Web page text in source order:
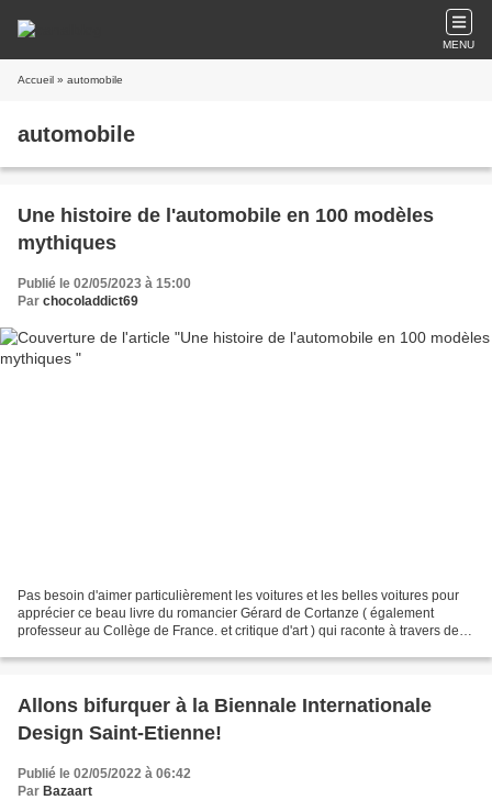
MENU
Accueil » automobile
automobile
Une histoire de l'automobile en 100 modèles
mythiques
Publié le 02/05/2023 à 15:00
Par chocoladdict69
Pas besoin d'aimer particulièrement les voitures et les belles voitures pour
apprécier ce beau livre du romancier Gérard de Cortanze ( également
professeur au Collège de France. et critique d'art ) qui raconte à travers des
Allons bifurquer à la Biennale Internationale
Design Saint-Etienne!
Publié le 02/05/2022 à 06:42
Par Bazaart